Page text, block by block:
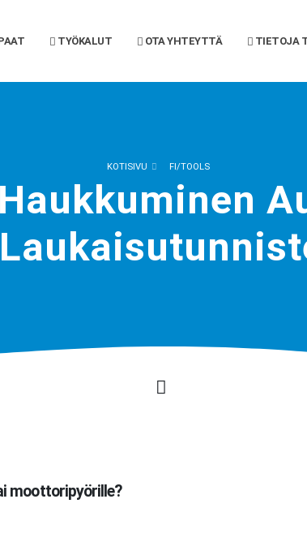
TYÖKALUT OTA YHTEYTTÄ TIETOJA
KOTISIVU FI/TOOLS
moottoripyörille?